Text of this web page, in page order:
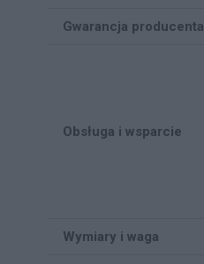
Gwarancja producenta
Obsługa i wsparcie
Wymiary i waga